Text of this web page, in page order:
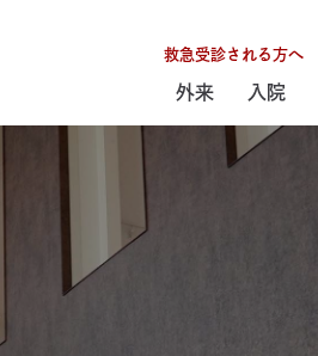
救急受診される方へ
外来 入院